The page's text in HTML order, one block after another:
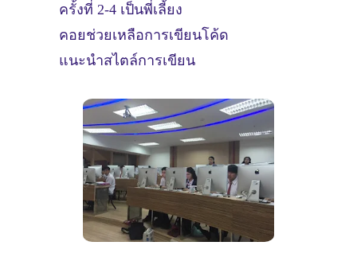
ครั้งที่ 2-4 เป็นพี่เลี้ยง
คอยช่วยเหลือการเขียนโค้ด
แนะนำสไตล์การเขียน